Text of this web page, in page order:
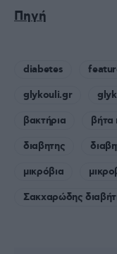
Πηγή
diabetes
glykouli.gr
βακτήρια
βήτα
διαβητης
μικρόβια
Σακχαρώδης